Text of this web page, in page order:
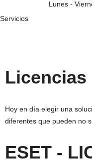
Lunes -
Servicios
Licencias
Hoy en día elegir una
diferentes que pueden no
ESET -